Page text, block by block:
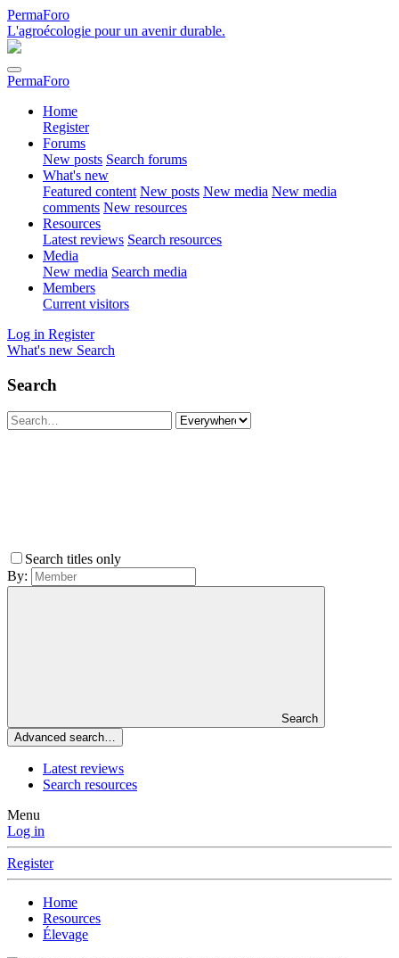
PermaForo
L'agroécologie pour un avenir durable.
PermaForo
Home
Register
Forums
New posts Search forums
What's new
Featured content New posts New media New media
comments New resources
Resources
Latest reviews Search resources
Media
New media Search media
Members
Current visitors
Log in Register
What's new Search
Search
Search titles only
By:
Search
Advanced search…
Latest reviews
Search resources
Menu
Log in
Register
Home
Resources
Élevage